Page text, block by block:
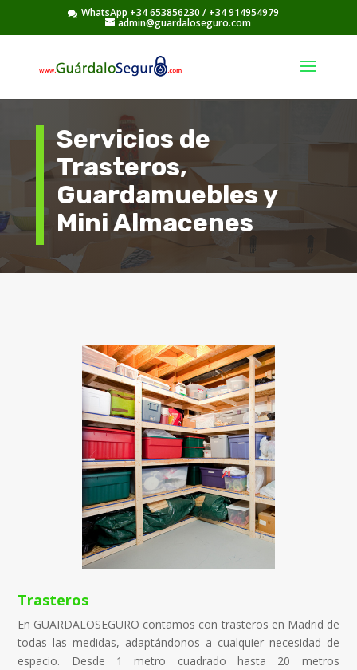
WhatsApp +34 653856230 / +34 914954979
admin@guardaloseguro.com
Servicios de
Trasteros,
Guardamuebles y
Mini Almacenes
Trasteros
En GUARDALOSEGURO contamos con trasteros en Madrid de
todas las medidas, adaptándonos a cualquier necesidad de
espacio. Desde 1 metro cuadrado hasta 20 metros